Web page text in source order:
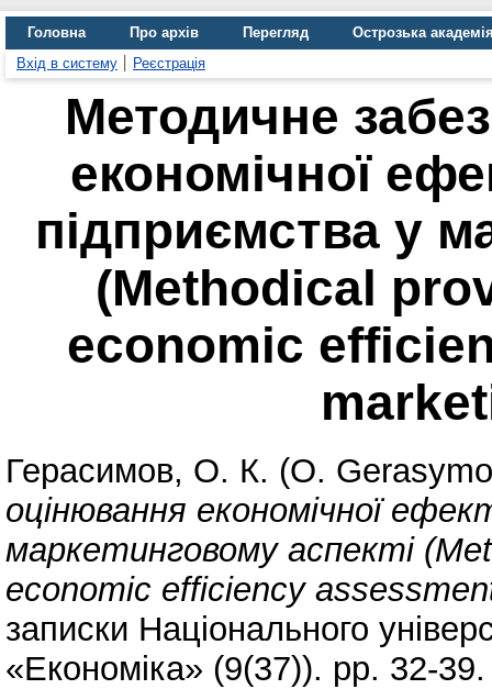
Головна Про архів Перегляд
Острозька
Вхід в систему
Реєстрація
Методичне
економічної
підприємства у
(Methodical
economic
Герасимов, О. К. (O.
оцінювання економічної
маркетинговому аспекті
economic efficiency
записки Національного
«Економіка» (9(37)). pp. 32-